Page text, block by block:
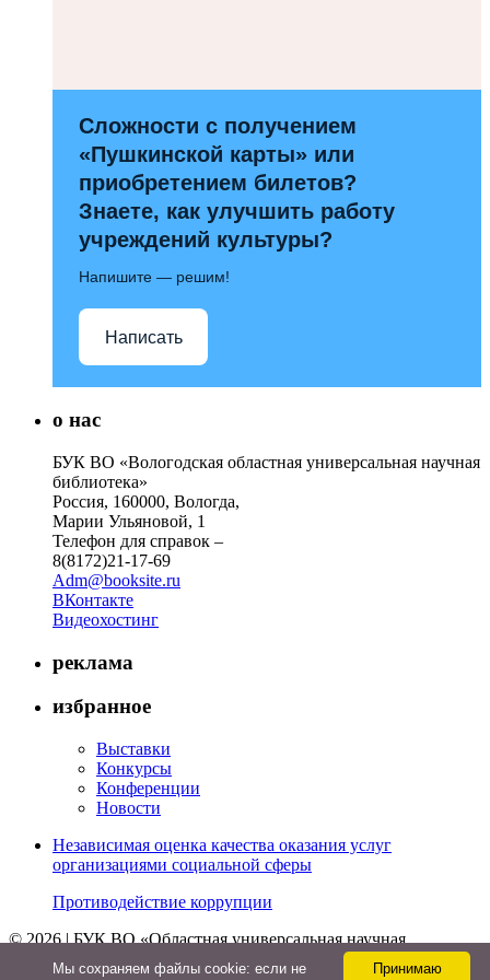
Сложности с получением
«Пушкинской карты» или
приобретением билетов?
Знаете, как улучшить работу
учреждений культуры?
Напишите — решим!
Написать
о нас
БУК ВО «Вологодская областная универсальная научная
библиотека»
Россия, 160000, Вологда,
Марии Ульяновой, 1
Телефон для справок –
8(8172)21-17-69
Adm@booksite.ru
ВКонтакте
Видеохостинг
реклама
избранное
Выставки
Конкурсы
Конференции
Новости
Независимая оценка качества оказания услуг
организациями социальной сферы
Противодействие коррупции
© 2026 | БУК ВО «Областная универсальная научная
библиотека»
Принимаю
Мы cохраняем файлы cookie: если не